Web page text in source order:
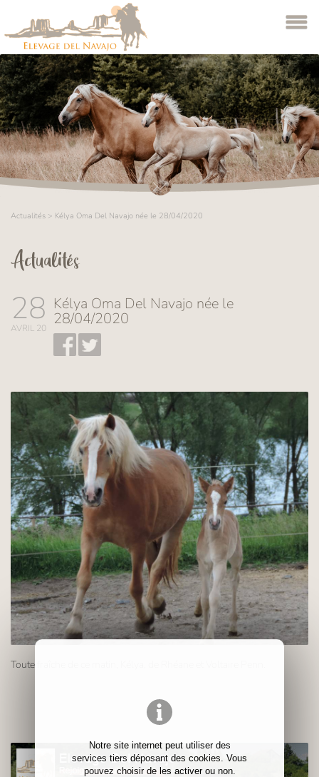
Notre site internet peut utiliser des
services tiers déposant des cookies. Vous
pouvez choisir de les activer ou non.
Actualités > Kélya Oma Del Navajo née le 28/04/2020
Actualités
28
AVRIL 20
Kélya Oma Del Navajo née le
28/04/2020
Toute fraîche de ce matin, Kélya, de Rhéane et Voltaire Penn.